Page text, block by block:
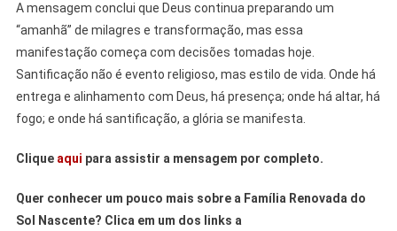
A mensagem conclui que Deus continua preparando um
“amanhã” de milagres e transformação, mas essa
manifestação começa com decisões tomadas hoje.
Santificação não é evento religioso, mas estilo de vida. Onde há
entrega e alinhamento com Deus, há presença; onde há altar, há
fogo; e onde há santificação, a glória se manifesta.
Clique aqui para assistir a mensagem por completo.
Quer conhecer um pouco mais sobre a Família Renovada do
Sol Nascente? Clica em um dos links a